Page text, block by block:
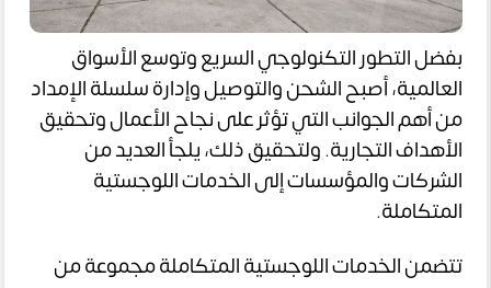
بفضل التطور التكنولوجي السريع وتوسع الأسواق
العالمية، أصبح الشحن والتوصيل وإدارة سلسلة الإمداد
من أهم الجوانب التي تؤثر على نجاح الأعمال وتحقيق
الأهداف التجارية. ولتحقيق ذلك، يلجأ العديد من
الشركات والمؤسسات إلى الخدمات اللوجستية
المتكاملة.
تتضمن الخدمات اللوجستية المتكاملة مجموعة من